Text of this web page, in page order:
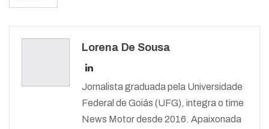
Lorena De Sousa
Jornalista graduada pela Universidade
Federal de Goiás (UFG), integra o time
News Motor desde 2016. Apaixonada